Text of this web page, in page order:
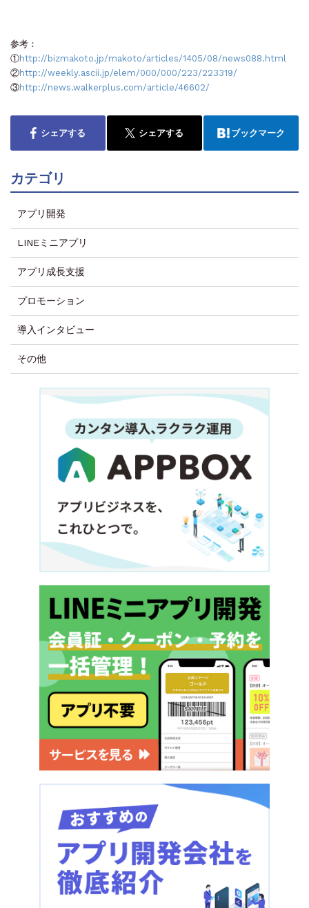
参考：
①http://bizmakoto.jp/makoto/articles/1405/08/news088.html
②http://weekly.ascii.jp/elem/000/000/223/223319/
③http://news.walkerplus.com/article/46602/
シェアする シェアする ブックマーク
カテゴリ
アプリ開発
LINEミニアプリ
アプリ成長支援
プロモーション
導入インタビュー
その他